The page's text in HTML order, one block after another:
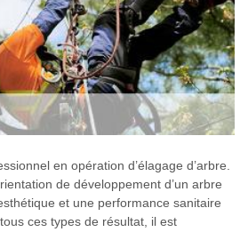
en opération d’élagage d’arbre.
de développement d’un arbre
et une performance sanitaire
ces types de résultat, il est